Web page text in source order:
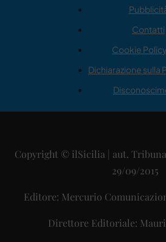
Contatti
Cookie
Dichiarazione sulla
Copyright © ilSicilia | aut.
29/09/2015
Editore: Mercurio
Direttore Editoriale: